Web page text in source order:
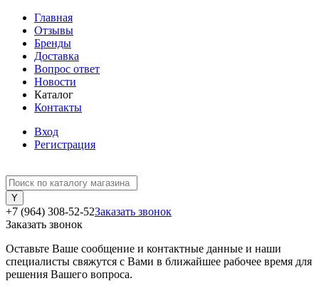
Главная
Отзывы
Бренды
Доставка
Вопрос ответ
Новости
Каталог
Контакты
Вход
Регистрация
+7 (964) 308-52-52Заказать звонок
Заказать звонок
Оставьте Ваше сообщение и контактные данные и наши
специалисты свяжутся с Вами в ближайшее рабочее время для
решения Вашего вопроса.